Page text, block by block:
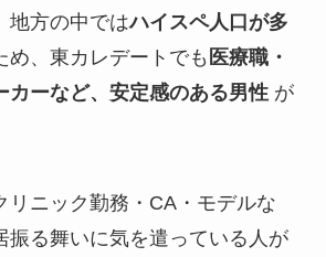
地方の中ではハイスペ人口が多
め、東カレデートでも 医療職・
カーなど、安定感のある男性が
リニック勤務・CA・モデルな
振る舞いに気を遣っている人が